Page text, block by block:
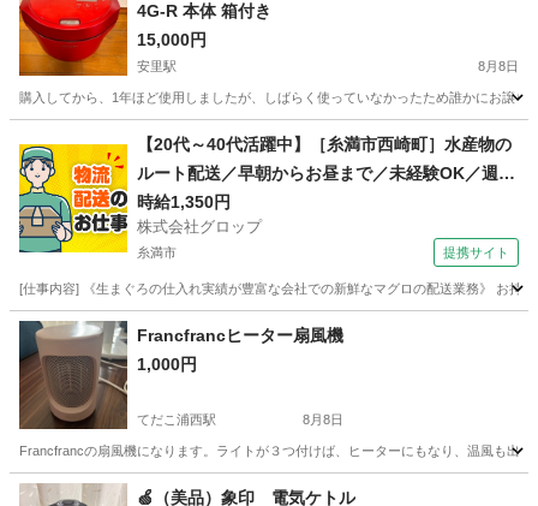
4G-R 本体 箱付き
15,000円
安里駅 8月8日
購入してから、1年ほど使用しましたが、しばらく使っていなかったため誰かにお譲
安里駅 キッチン家電 ヘルシオ
【20代～40代活躍中】［糸満市西崎町］水産物の
ルート配送／早朝からお昼まで／未経験OK／週休
2日／時給1,350円＋ガソリン代／正社員登用前提
時給1,350円
株式会社グロップ
糸満市 提携サイト
[仕事内容] 《生まぐろの仕入れ実績が豊富な会社での新鮮なマグロの配送業務》 お持
沖縄 糸満市
Francfrancヒーター扇風機
1,000円
てだこ浦西駅 8月8日
Francfrancの扇風機になります。ライトが３つ付けば、ヒーターにもなり、温風も出
沖縄 中頭郡 てだこ浦西駅 季節、空調家電
🍏（美品）象印 電気ケトル